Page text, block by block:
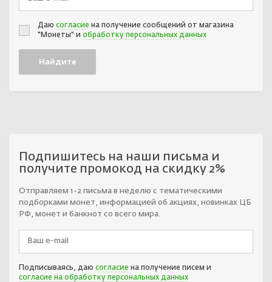
Даю согласие на получение сообщений от магазина
"Монеты" и обработку персональных данных
Подпишитесь на наши письма и
получите промокод на скидку 2%
Отправляем 1-2 письма в неделю с тематическими
подборками монет, информацией об акциях, новинках ЦБ
РФ, монет и банкнот со всего мира.
Подписываясь, даю согласие на получение писем и
согласие на обработку персональных данных